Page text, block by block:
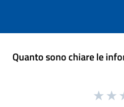
Quanto sono chiare le